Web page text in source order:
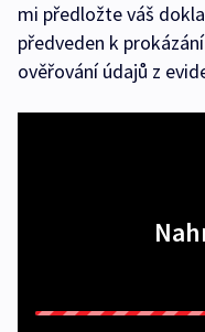
mi předložte váš
předveden k
ověřování údajů z